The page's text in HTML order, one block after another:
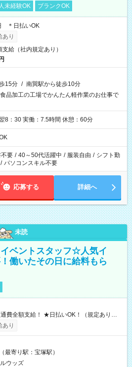
未経験OK ブランクOK
＊日払いOK
あり
給（社内規定あり）
15分 / 南巽駅から徒歩10分
品加工の工場でかんたん軽作業のお仕事で
8：30 実働：7.5時間 休憩：60分
不要 / 40～50代活躍中 / 服装自由 / シフト勤
/ パソコンスキル不要
応募する 詳細へ
未読
ベントスタッフ☆人気イ
働いたその日に給料もら
GET♪ お仕事後はコンビニATMから 日払
あり
最寄り駅：宝塚駅）
ウッズ